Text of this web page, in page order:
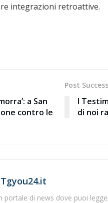
integrazioni retroattive.
a San
contro le
Post
I
di noi
portale di news dove puoi